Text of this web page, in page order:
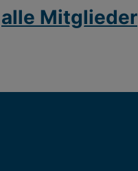
alle Mitglieder